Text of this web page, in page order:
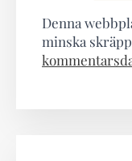
Denna
minska